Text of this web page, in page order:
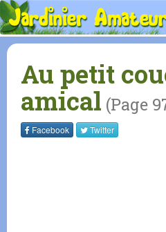
Au petit
amical (Page
Facebook Twitter